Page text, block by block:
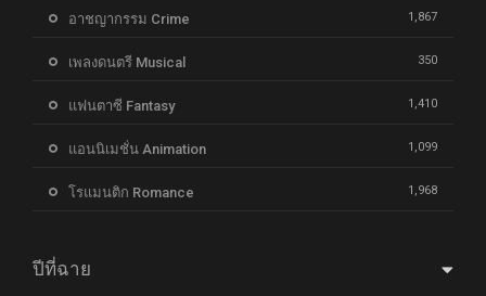
อาชญากรรม Crime 1,867
เพลงดนตรี Musical 350
แฟนตาซี Fantasy 1,410
แอนนิเมชั่น Animation 1,099
โรแมนติก Romance 1,968
ปีที่ฉาย